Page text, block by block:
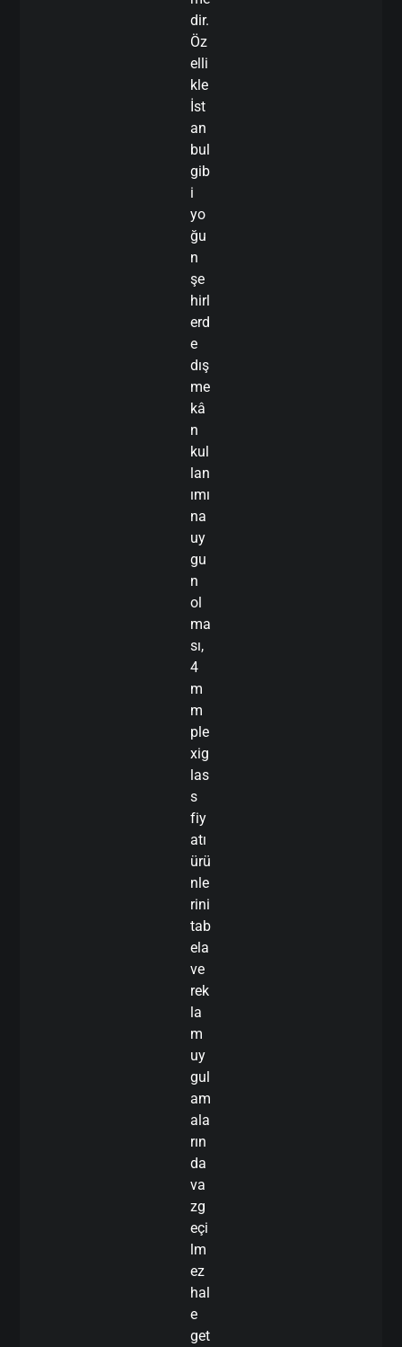
dir.
Öz
elli
kle
İst
an
bul
gib
i
yo
ğu
n
şe
hirl
erd
e
dış
me
kâ
n
kul
lan
ımı
na
uy
gu
n
ol
ma
sı,
4
m
m
ple
xig
las
s
fiy
atı
ürü
nle
rini
tab
ela
ve
rek
la
m
uy
gul
am
ala
rın
da
va
zg
eçi
lm
ez
hal
e
get